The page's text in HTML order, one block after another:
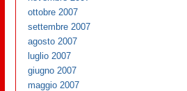
ottobre 2007
settembre 2007
agosto 2007
luglio 2007
giugno 2007
maggio 2007